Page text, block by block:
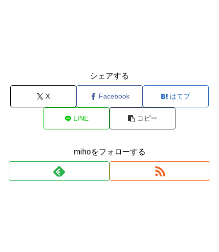
シェアする
X Facebook はてブ
LINE コピー
mihoをフォローする